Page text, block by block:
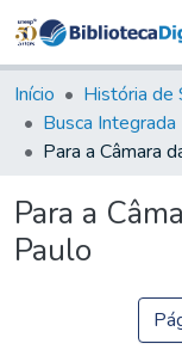
Início História de
Busca Integrada
Para a
Paulo